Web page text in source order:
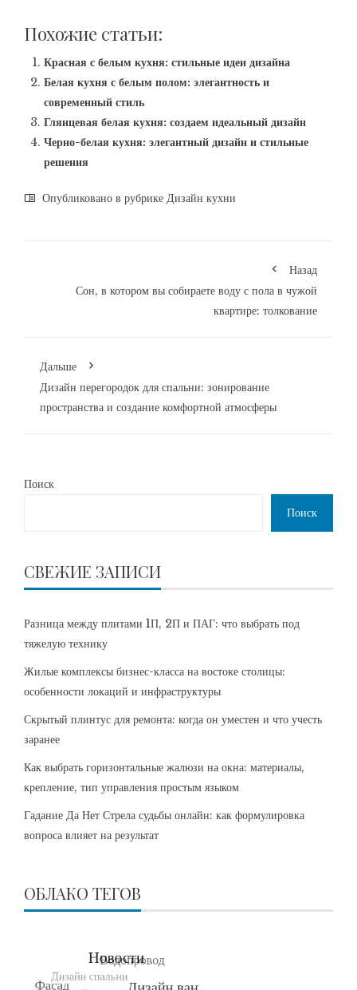
Похожие статьи:
Красная с белым кухня: стильные идеи дизайна
Белая кухня с белым полом: элегантность и
современный стиль
Глянцевая белая кухня: создаем идеальный дизайн
Черно-белая кухня: элегантный дизайн и стильные
решения
Опубликовано в рубрике Дизайн кухни
Назад
Сон, в котором вы собираете воду с пола в чужой
квартире: толкование
Дальше
Дизайн перегородок для спальни: зонирование
пространства и создание комфортной атмосферы
Поиск
Поиск
СВЕЖИЕ ЗАПИСИ
Разница между плитами 1П, 2П и ПАГ: что выбрать под
тяжелую технику
Жилые комплексы бизнес-класса на востоке столицы:
особенности локаций и инфраструктуры
Скрытый плинтус для ремонта: когда он уместен и что учесть
заранее
Как выбрать горизонтальные жалюзи на окна: материалы,
крепление, тип управления простым языком
Гадание Да Нет Стрела судьбы онлайн: как формулировка
вопроса влияет на результат
ОБЛАКО ТЕГОВ